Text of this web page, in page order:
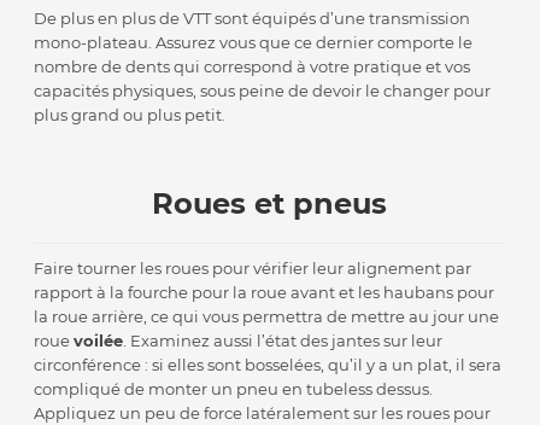
De plus en plus de VTT sont équipés d’une transmission
mono-plateau. Assurez vous que ce dernier comporte le
nombre de dents qui correspond à votre pratique et vos
capacités physiques, sous peine de devoir le changer pour
plus grand ou plus petit.
Roues et pneus
Faire tourner les roues pour vérifier leur alignement par
rapport à la fourche pour la roue avant et les haubans pour
la roue arrière, ce qui vous permettra de mettre au jour une
rouevoilée . Examinez aussi l’état des jantes sur leur
circonférence : si elles sont bosselées, qu’il y a un plat, il sera
compliqué de monter un pneu en tubeless dessus.
Appliquez un peu de force latéralement sur les roues pour